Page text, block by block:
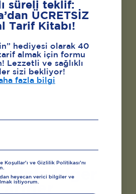
Diğer
süreli teklif:
ÜCRETSİZ
Tarif Kitabı!
hediyesi olarak 40
almak için formu
Lezzetli ve sağlıklı
sizi bekliyor!
fazla bilgi
Koşullar’ı ve Gizlilik Politikası’nı
heyecan verici bilgiler ve
istiyorum.